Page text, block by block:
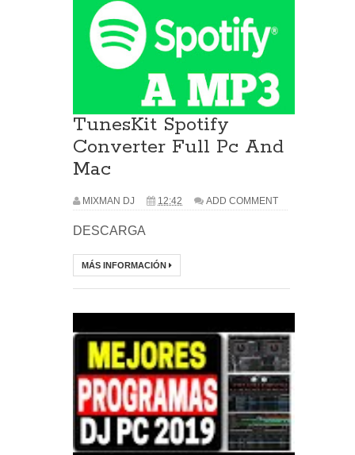
TunesKit Spotify
Converter Full Pc And
Mac
MIXMAN DJ 12:42 ADD COMMENT
DESCARGA
MÁS INFORMACIÓN